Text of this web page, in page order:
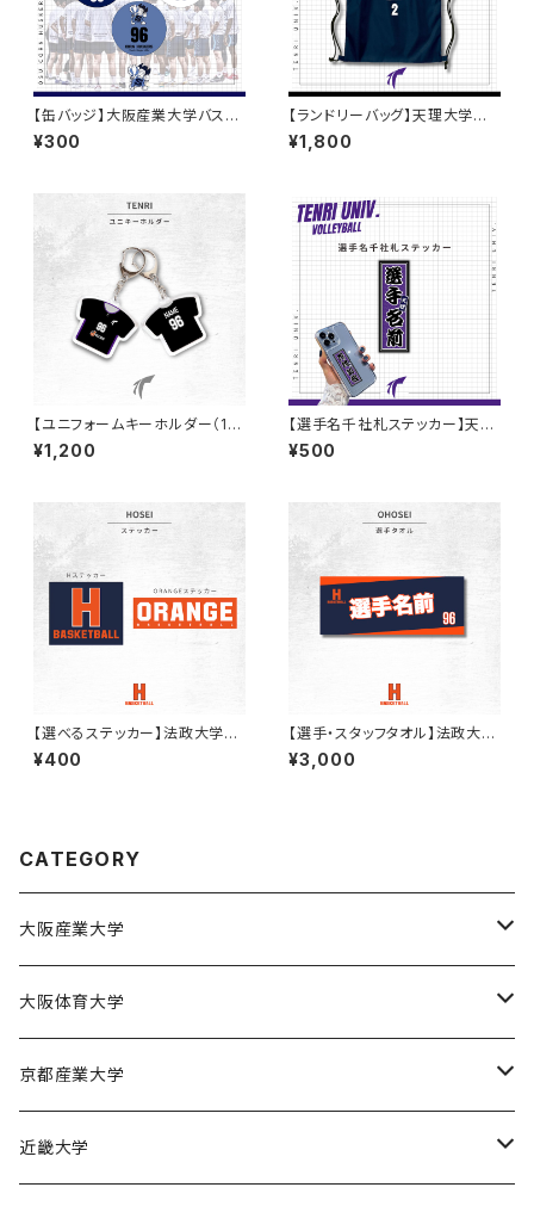
【缶バッジ】大阪産業大学バスケ
部
¥300
【ランドリーバッグ】天理大学男
子バレー部
¥1,800
【ユニフォームキーホルダー（1s
t）】天理大学女子ハンド部
¥1,200
【選手名千社札ステッカー】天理
大学男子バレー部
¥500
【選べるステッカー】法政大学バ
スケ部
¥400
【選手・スタッフタオル】法政大学
バスケ部
¥3,000
CATEGORY
大阪産業大学
大阪産業大学バスケットボール部
大阪体育大学
大阪体育大学女子バスケットボール部
京都産業大学
京都産業大学男子バスケットボール部
近畿大学